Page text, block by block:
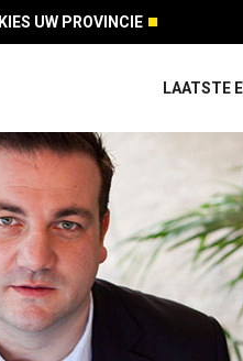
KIES UW PROVINCIE
LAATSTE